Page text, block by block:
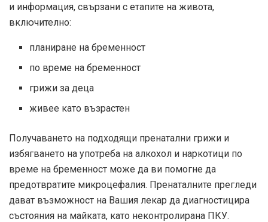
и информация, свързани с етапите на живота,
включително:
планиране на бременност
по време на бременност
грижи за деца
живее като възрастен
Получаването на подходящи пренатални грижи и
избягването на употреба на алкохол и наркотици по
време на бременност може да ви помогне да
предотвратите микроцефалия. Пренаталните прегледи
дават възможност на Вашия лекар да диагностицира
състояния на майката, като неконтролирана ПКУ.